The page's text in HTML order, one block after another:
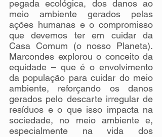
pegada ecológica, dos danos ao
meio ambiente gerados pelas
ações humanas e o compromisso
que devemos ter em cuidar da
Casa Comum (o nosso Planeta).
Marcondes explorou o conceito da
equidade – que é o envolvimento
da população para cuidar do meio
ambiente, reforçando os danos
gerados pelo descarte irregular de
resíduos e o que isso impacta na
sociedade, no meio ambiente e,
especialmente na vida dos